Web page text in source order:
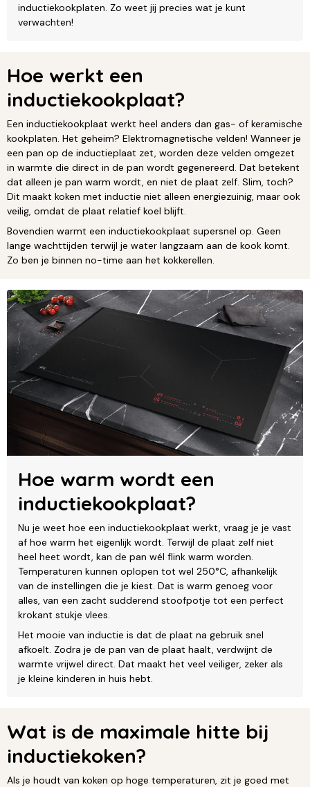
inductiekookplaten. Zo weet jij precies wat je kunt
verwachten!
Hoe werkt een
inductiekookplaat?
Een inductiekookplaat werkt heel anders dan gas- of keramische
kookplaten. Het geheim? Elektromagnetische velden! Wanneer je
een pan op de inductieplaat zet, worden deze velden omgezet
in warmte die direct in de pan wordt gegenereerd. Dat betekent
dat alleen je pan warm wordt, en niet de plaat zelf. Slim, toch?
Dit maakt koken met inductie niet alleen energiezuinig, maar ook
veilig, omdat de plaat relatief koel blijft.
Bovendien warmt een inductiekookplaat supersnel op. Geen
lange wachttijden terwijl je water langzaam aan de kook komt.
Zo ben je binnen no-time aan het kokkerellen.
Hoe warm wordt een
inductiekookplaat?
Nu je weet hoe een inductiekookplaat werkt, vraag je je vast
af hoe warm het eigenlijk wordt. Terwijl de plaat zelf niet
heel heet wordt, kan de pan wél flink warm worden.
Temperaturen kunnen oplopen tot wel 250°C, afhankelijk
van de instellingen die je kiest. Dat is warm genoeg voor
alles, van een zacht sudderend stoofpotje tot een perfect
krokant stukje vlees.
Het mooie van inductie is dat de plaat na gebruik snel
afkoelt. Zodra je de pan van de plaat haalt, verdwijnt de
warmte vrijwel direct. Dat maakt het veel veiliger, zeker als
je kleine kinderen in huis hebt.
Wat is de maximale hitte bij
inductiekoken?
Als je houdt van koken op hoge temperaturen, zit je goed met